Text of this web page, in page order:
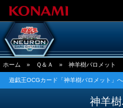
ホーム » Ｑ＆Ａ » 神羊樹バロメット
遊戯王OCGカード「神羊樹バロメット」へ
神羊